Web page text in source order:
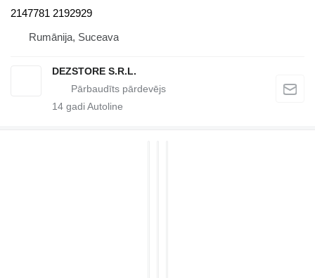
2147781 2192929
Rumānija, Suceava
DEZSTORE S.R.L.
14 gadi Autoline